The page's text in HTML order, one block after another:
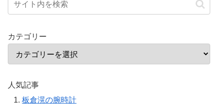
カテゴリー
人気記事
板倉滉の腕時計